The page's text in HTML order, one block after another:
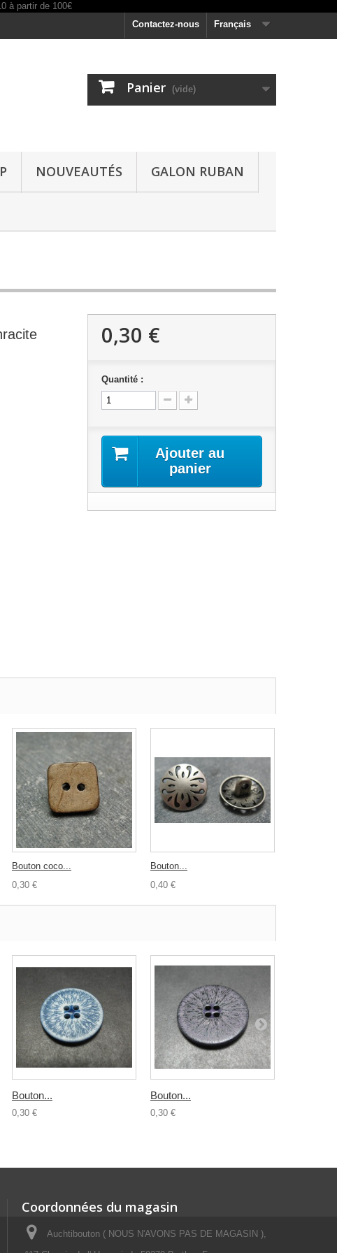
Français
Contactez-nous
Panier (vide)
NOUVEAUTÉS GALON RUBAN
0,30 €
Quantité :
Ajouter au
panier
Bouton coco...
0,30 €
Bouton...
0,40 €
Bouton...
0,30 €
Bouton...
0,30 €
Coordonnées du magasin
Auchtibouton ( NOUS N'AVONS PAS DE MAGASIN ),